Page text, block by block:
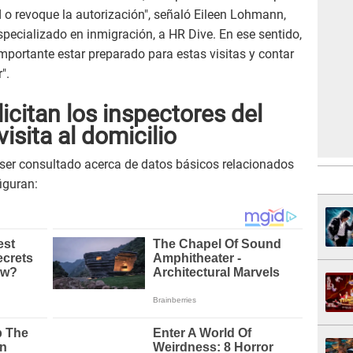
revoque la autorización", señaló Eileen Lohmann,
en inmigración, a HR Dive. En ese sentido,
estar preparado para estas visitas y contar
los inspectores del
al domicilio
consultado acerca de datos básicos relacionados